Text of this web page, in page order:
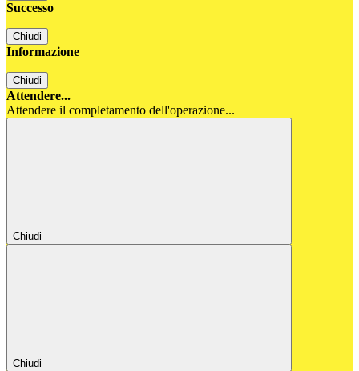
Successo
Chiudi
Informazione
Chiudi
Attendere...
Attendere il completamento dell'operazione...
Chiudi
Chiudi